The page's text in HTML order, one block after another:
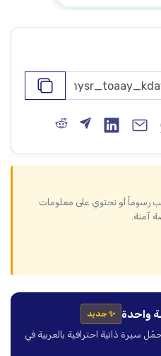
رسوماً أو تحتوي على معلومات
آمنة.
واحدة ✨ جديد
سيرة ذاتية احترافية بالعربية في